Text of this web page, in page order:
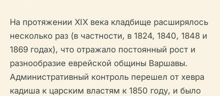
На протяжении XIX века кладбище расширялось
несколько раз (в частности, в 1824, 1840, 1848 и
1869 годах), что отражало постоянный рост и
разнообразие еврейской общины Варшавы.
Административный контроль перешел от хевра
кадиша к царским властям к 1850 году, и было